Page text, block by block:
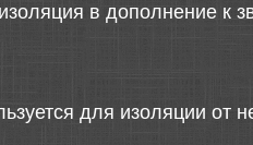
в дополнение к
для изоляции от